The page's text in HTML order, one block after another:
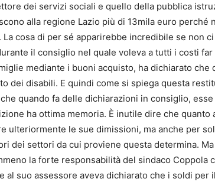
dei servizi sociali e quello della pubblica
alla regione Lazio più di 13mila euro perché
La cosa di per sé apparirebbe incredibile se non ci
il consiglio nel quale voleva a tutti i costi
mediante i buoni acquisto, ha dichiarato
dei disabili. E quindi come si spiega questa
quando fa delle dichiarazioni in consiglio,
ha ottima memoria. È inutile dire che
ulteriormente le sue dimissioni, ma anche per
dei settori da cui proviene questa determina.
la forte responsabilità del sindaco Coppola
al suo assessore aveva dichiarato che i soldi